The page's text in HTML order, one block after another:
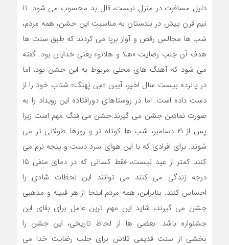
دلیل مسافرت در منزل نیست، فال بد محسوب می شود. تا
نیم قرن پیش در بلتستان به مناسبت این جشن، همه مردم،
شب ها مجالس رقص و آواز برپا می کردند که طبق سنت ها
هدف آن جلب رضایت «هلا و هلانو» یعنی خدایان بود. گفته
می شود که آهنگ های محلی مربوط به این جشن بود، اما
در پانزده بیست سال اخیر، آیین «مِی پَهنگ» شتاب خود را از
دست داده است. اما در روستاهای دورافتاده این رویداد را به
صورت نمادین جشن می گیرند.جشن می فنگ مهم است زیرا
پس از ۲۱ دسامبر، شب ها کوتاه تر و روزها طولانی تر می
شوند. برای افرادی که با این هوای سرد دست و پنجه نرم می
کنند کمتر از عید نیست، فقط کسانی که در دمای منفی ۱۵
درجه زندگی می کنند می توانند این لحظات شادی را
احساس کنند. بنابراین، همه مردم اینجا از هر قبیله و مذهبی
جشن می گیرند، شاید این مهم ترین عامل برای بقای این
جشنواره باشد. بعضی ها از لحاظ تاریخی، این جشن را
بخشی از سنت قدیمی تلاش برای جلب رضایت خدا می